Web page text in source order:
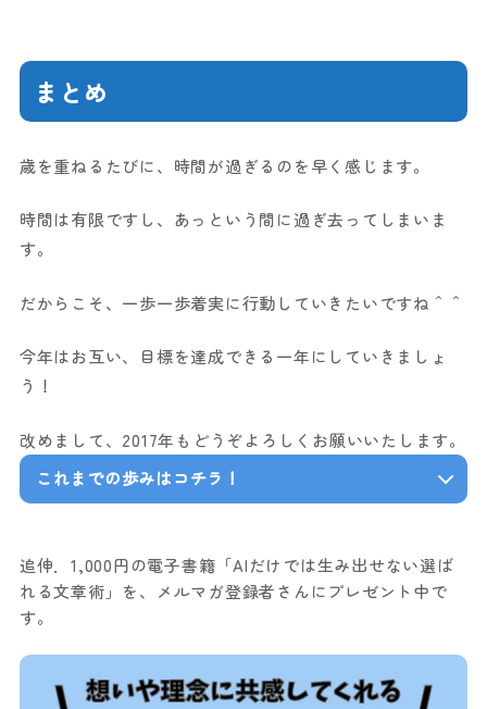
まとめ
歳を重ねるたびに、時間が過ぎるのを早く感じます。
時間は有限ですし、あっという間に過ぎ去ってしまいま
す。
だからこそ、一歩一歩着実に行動していきたいですね＾＾
今年はお互い、目標を達成できる一年にしていきましょ
う！
改めまして、2017年もどうぞよろしくお願いいたします。
これまでの歩みはコチラ！
追伸．1,000円の電子書籍「AIだけでは生み出せない選ば
れる文章術」を、メルマガ登録者さんにプレゼント中で
す。